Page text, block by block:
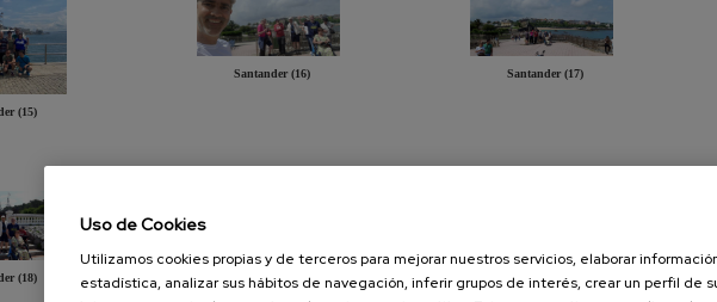
(15)
Santander (16) Santander (17)
(18) Santander (19)
Uso de Cookies
Utilizamos cookies propias y de terceros para mejorar nuestros servicios, elaborar
estadística, analizar sus hábitos de navegación, inferir grupos de interés, crear un perfil de